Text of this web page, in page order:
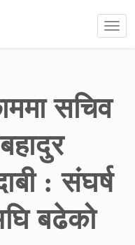
सचिव
: संघर्ष
बढेको